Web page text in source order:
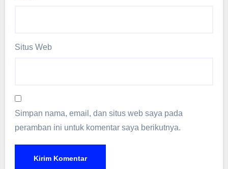
Situs Web
Simpan nama, email, dan situs web saya pada
peramban ini untuk komentar saya berikutnya.